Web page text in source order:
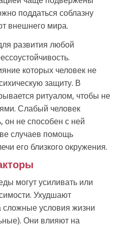
поддаться соблазну
внешнего мира.
развития любой
которых человек не
защиту. В
ритуалом, чтобы не
Слабый человек
он не способен с ней
случаев помощь
его близкого окружения.
могут усиливать или
Ухудшают
сложные условия жизни
Они влияют на